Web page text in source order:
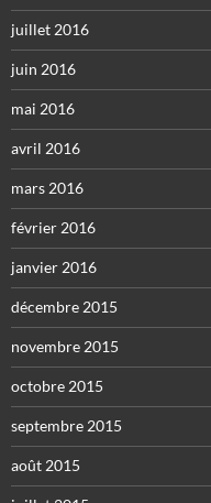
juillet 2016
juin 2016
mai 2016
avril 2016
mars 2016
février 2016
janvier 2016
décembre 2015
novembre 2015
octobre 2015
septembre 2015
août 2015